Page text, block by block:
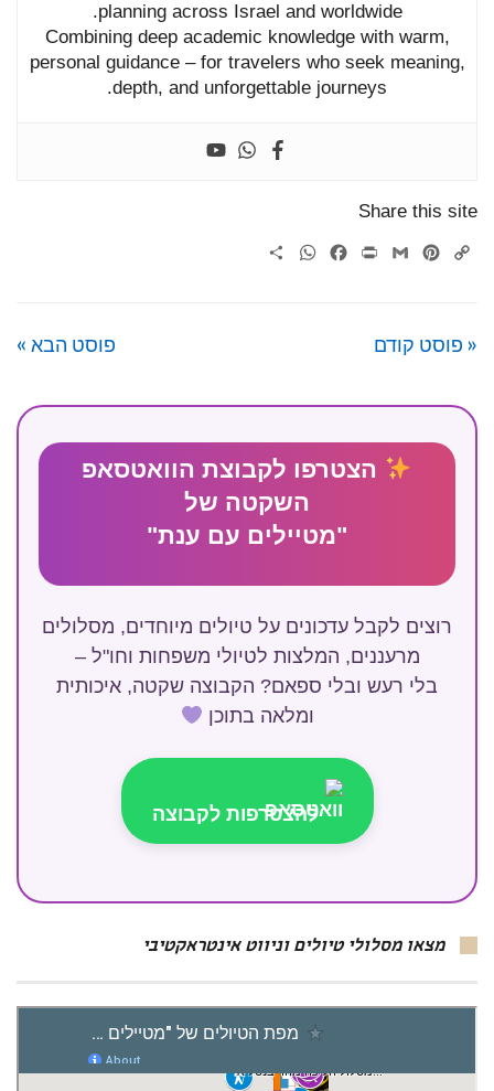
planning across Israel and worldwide.
Combining deep academic knowledge with warm,
personal guidance – for travelers who seek meaning,
depth, and unforgettable journeys.
Share this site
Copy
Pinterest
Gmail
Print
Facebook
WhatsApp
« פוסט קודם פוסט הבא »
הצטרפו לקבוצת הוואטסאפ
השקטה של
"מטיילים עם ענת"
רוצים לקבל עדכונים על טיולים מיוחדים, מסלולים
מרעננים, המלצות לטיולי משפחות וחו"ל –
בלי רעש ובלי ספאם? הקבוצה שקטה, איכותית
ומלאה בתוכן
להצטרפות לקבוצה
מצאו מסלולי טיולים וניווט אינטראקטיבי